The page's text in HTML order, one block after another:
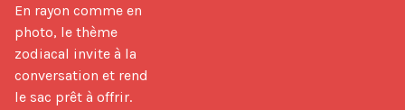
En rayon comme en
photo, le thème
zodiacal invite à la
conversation et rend
le sac prêt à offrir.